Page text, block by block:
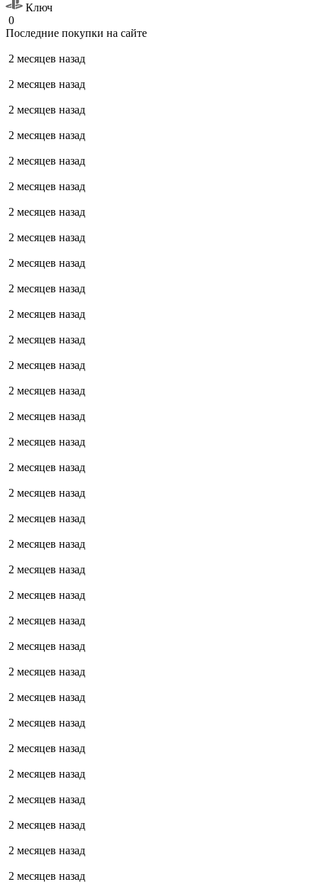
Ключ
0
Последние покупки на сайте
2 месяцев назад
2 месяцев назад
2 месяцев назад
2 месяцев назад
2 месяцев назад
2 месяцев назад
2 месяцев назад
2 месяцев назад
2 месяцев назад
2 месяцев назад
2 месяцев назад
2 месяцев назад
2 месяцев назад
2 месяцев назад
2 месяцев назад
2 месяцев назад
2 месяцев назад
2 месяцев назад
2 месяцев назад
2 месяцев назад
2 месяцев назад
2 месяцев назад
2 месяцев назад
2 месяцев назад
2 месяцев назад
2 месяцев назад
2 месяцев назад
2 месяцев назад
2 месяцев назад
2 месяцев назад
2 месяцев назад
2 месяцев назад
2 месяцев назад